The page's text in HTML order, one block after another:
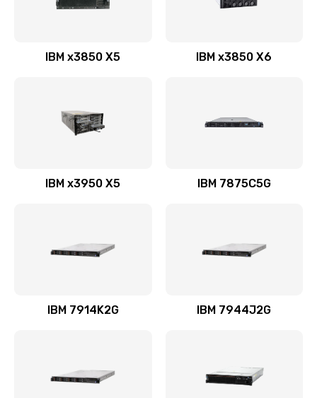
IBM x3850 X5 IBM x3850 X6
IBM x3950 X5 IBM 7875C5G
IBM 7914K2G IBM 7944J2G